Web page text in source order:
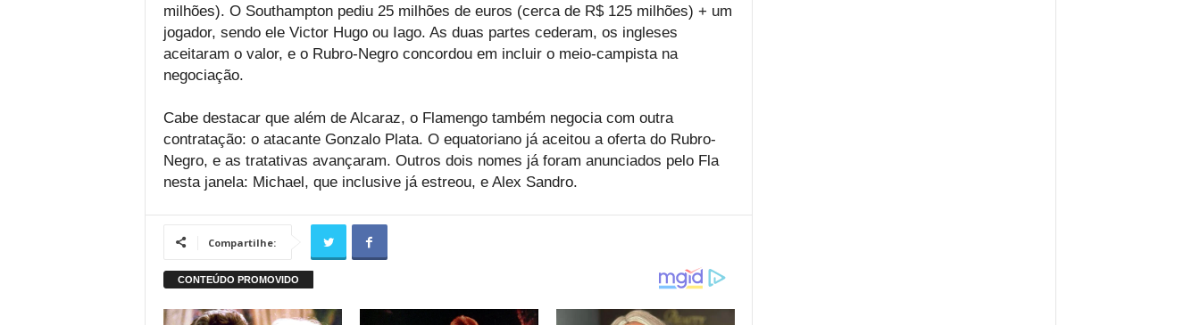
milhões). O Southampton pediu 25 milhões de euros (cerca de R$ 125 milhões) + um
jogador, sendo ele Victor Hugo ou Iago. As duas partes cederam, os ingleses
aceitaram o valor, e o Rubro-Negro concordou em incluir o meio-campista na
negociação.
Cabe destacar que além de Alcaraz, o Flamengo também negocia com outra
contratação: o atacante Gonzalo Plata. O equatoriano já aceitou a oferta do Rubro-
Negro, e as tratativas avançaram. Outros dois nomes já foram anunciados pelo Fla
nesta janela: Michael, que inclusive já estreou, e Alex Sandro.
Compartilhe: